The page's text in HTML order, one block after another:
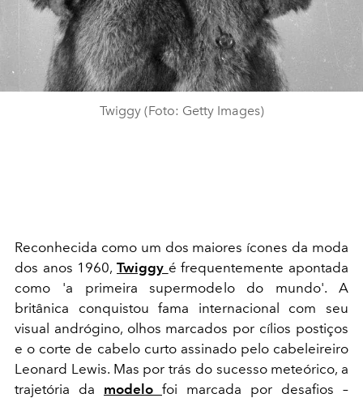
Twiggy (Foto: Getty Images)
Reconhecida como um dos maiores ícones da moda
dos anos 1960, Twiggy é frequentemente apontada
como 'a primeira supermodelo do mundo'. A
britânica conquistou fama internacional com seu
visual andrógino, olhos marcados por cílios postiços
e o corte de cabelo curto assinado pelo cabeleireiro
Leonard Lewis. Mas por trás do sucesso meteórico, a
trajetória da modelo foi marcada por desafios –